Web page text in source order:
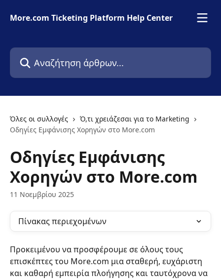
More.com Ticketing Platform Help Center
Αναζήτηση άρθρων...
Όλες οι συλλογές
Ό,τι χρειάζεσαι για το Marketing
Οδηγίες Εμφάνισης Χορηγών στο More.com
Οδηγίες Εμφάνισης
Χορηγών στο More.com
11 Νοεμβρίου 2025
Πίνακας περιεχομένων
Προκειμένου να προσφέρουμε σε όλους τους
επισκέπτες του More.com μια σταθερή, ευχάριστη
και καθαρή εμπειρία πλοήγησης και ταυτόχρονα να